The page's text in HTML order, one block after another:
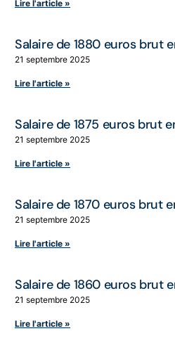
Lire l'article »
Salaire de 1880 euros brut
21 septembre 2025
Lire l'article »
Salaire de 1875 euros brut
21 septembre 2025
Lire l'article »
Salaire de 1870 euros brut
21 septembre 2025
Lire l'article »
Salaire de 1860 euros brut
21 septembre 2025
Lire l'article »